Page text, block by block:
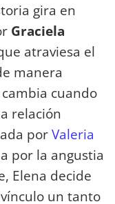
gira en
Graciela
atraviesa el
manera
cuando
relación
porValeria
por la angustia
Elena decide
un tanto